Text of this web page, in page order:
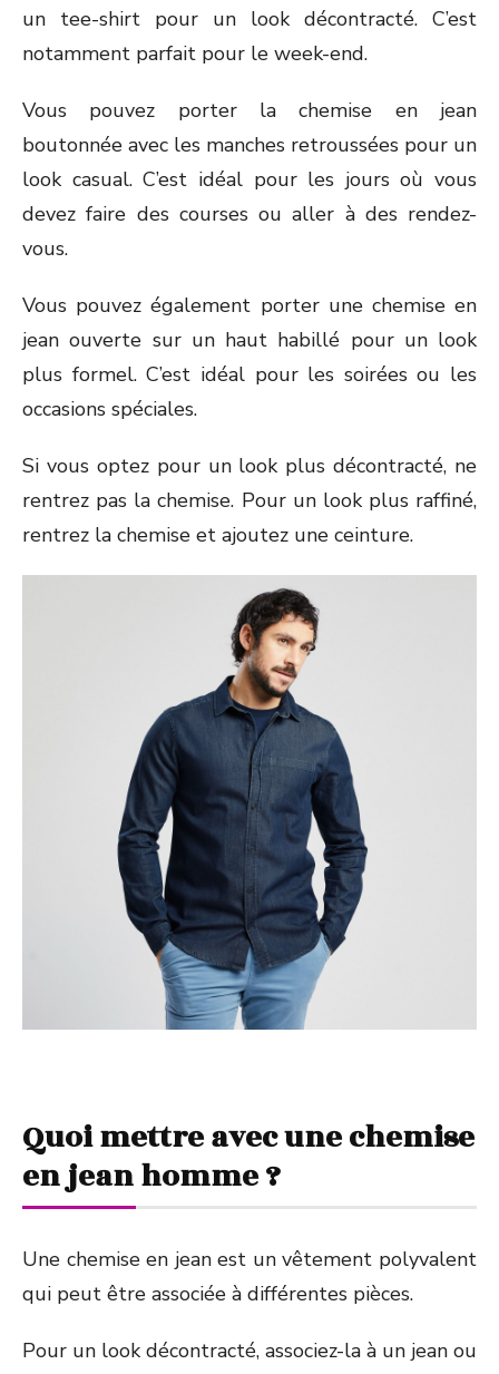
un tee-shirt pour un look décontracté. C’est
notamment parfait pour le week-end.
Vous pouvez porter la chemise en jean
boutonnée avec les manches retroussées pour un
look casual. C’est idéal pour les jours où vous
devez faire des courses ou aller à des rendez-
vous.
Vous pouvez également porter une chemise en
jean ouverte sur un haut habillé pour un look
plus formel. C’est idéal pour les soirées ou les
occasions spéciales.
Si vous optez pour un look plus décontracté, ne
rentrez pas la chemise. Pour un look plus raffiné,
rentrez la chemise et ajoutez une ceinture.
Quoi mettre avec une chemise
en jean homme ?
Une chemise en jean est un vêtement polyvalent
qui peut être associée à différentes pièces.
Pour un look décontracté, associez-la à un jean ou